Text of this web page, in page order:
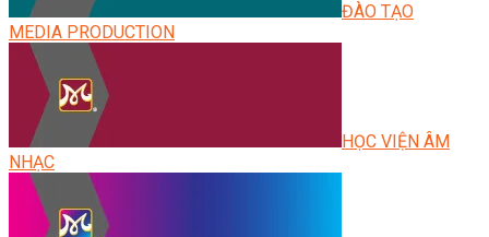
ĐÀO TẠO
MEDIA PRODUCTION
HỌC VIỆN ÂM
NHẠC